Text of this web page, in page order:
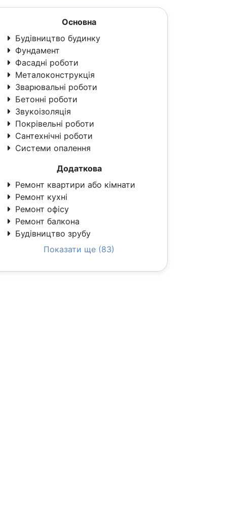
Основна
Будівництво будинку
Фундамент
Фасадні роботи
Металоконструкція
Зварювальні роботи
Бетонні роботи
Звукоізоляція
Покрівельні роботи
Сантехнічні роботи
Системи опалення
Додаткова
Ремонт квартири або кімнати
Ремонт кухні
Ремонт офісу
Ремонт балкона
Будівництво зрубу
Показати ще (83)